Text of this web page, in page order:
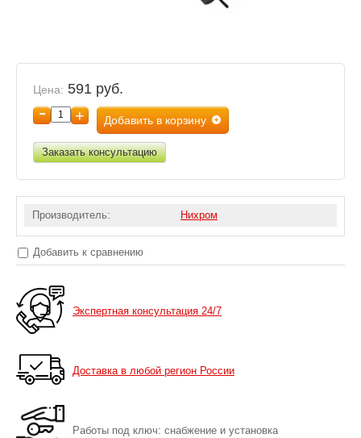
- + Добавить в корзину
Цена: 591 руб.
Заказать консультацию
Производитель: Нихром
Добавить к сравнению
Экспертная консультация 24/7
Доставка в любой регион России
Работы под ключ: снабжение и установка